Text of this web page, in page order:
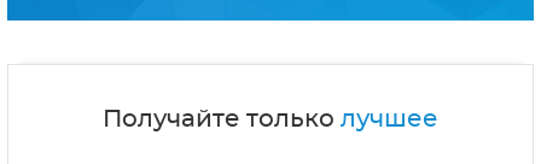
Получайте только лучшее